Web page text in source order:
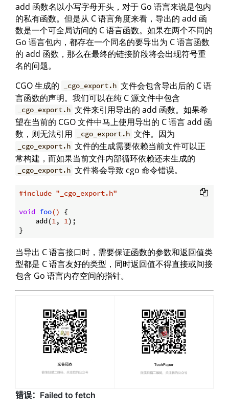
add 函数名以小写字母开头，对于 Go 语言来说是包内
的私有函数。但是从 C 语言角度来看，导出的 add 函
数是一个可全局访问的 C 语言函数。如果在两个不同的
Go 语言包内，都存在一个同名的要导出为 C 语言函数
的 add 函数，那么在最终的链接阶段将会出现符号重
名的问题。
CGO 生成的
_cgo_export.h 文件会包含导出后的 C 语
言函数的声明。我们可以在纯 C 源文件中包含
_cgo_export.h 文件来引用导出的 add 函数。如果希
望在当前的 CGO 文件中马上使用导出的 C 语言 add 函
数，则无法引用
_cgo_export.h 文件。因为
_cgo_export.h 文件的生成需要依赖当前文件可以正
常构建，而如果当前文件内部循环依赖还未生成的
_cgo_export.h 文件将会导致 cgo 命令错误。
#include "_cgo_export.h"
void foo()
{
    add(
1 , 1 );
当导出 C 语言接口时，需要保证函数的参数和返回值类
型都是 C 语言友好的类型，同时返回值不得直接或间接
包含 Go 语言内存空间的指针。